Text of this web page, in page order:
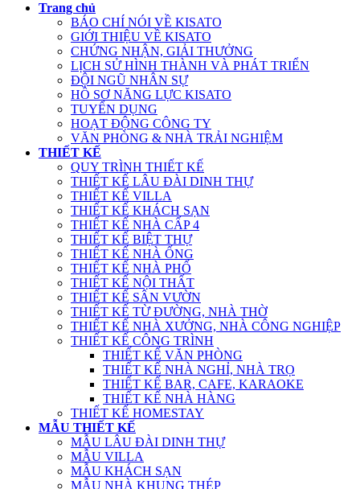
Trang chủ
BÁO CHÍ NÓI VỀ KISATO
GIỚI THIỆU VỀ KISATO
CHỨNG NHẬN, GIẢI THƯỞNG
LỊCH SỬ HÌNH THÀNH VÀ PHÁT TRIỂN
ĐỘI NGŨ NHÂN SỰ
HỒ SƠ NĂNG LỰC KISATO
TUYỂN DỤNG
HOẠT ĐỘNG CÔNG TY
VĂN PHÒNG & NHÀ TRẢI NGHIỆM
THIẾT KẾ
QUY TRÌNH THIẾT KẾ
THIẾT KẾ LÂU ĐÀI DINH THỰ
THIẾT KẾ VILLA
THIẾT KẾ KHÁCH SẠN
THIẾT KẾ NHÀ CẤP 4
THIẾT KẾ BIỆT THỰ
THIẾT KẾ NHÀ ỐNG
THIẾT KẾ NHÀ PHỐ
THIẾT KẾ NỘI THẤT
THIẾT KẾ SÂN VƯỜN
THIẾT KẾ TỪ ĐƯỜNG, NHÀ THỜ
THIẾT KẾ NHÀ XƯỞNG, NHÀ CÔNG NGHIỆP
THIẾT KẾ CÔNG TRÌNH
THIẾT KẾ VĂN PHÒNG
THIẾT KẾ NHÀ NGHỈ, NHÀ TRỌ
THIẾT KẾ BAR, CAFE, KARAOKE
THIẾT KẾ NHÀ HÀNG
THIẾT KẾ HOMESTAY
MẪU THIẾT KẾ
MẪU LÂU ĐÀI DINH THỰ
MẪU VILLA
MẪU KHÁCH SẠN
MẪU NHÀ KHUNG THÉP